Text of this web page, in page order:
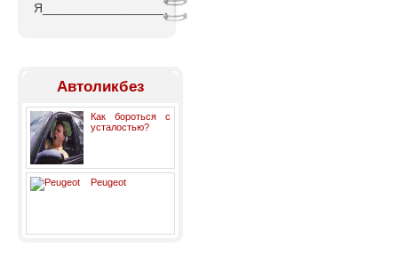
Я_________________
Автоликбез
Как бороться с
усталостью?
Peugeot